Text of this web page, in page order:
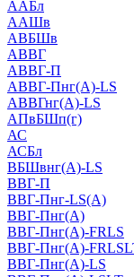
ААБл
ААШв
АВБШв
АВВГ
АВВГ-П
АВВГ-Пнг(А)-LS
АВВГнг(А)-LS
АПвБШп(г)
АС
АСБл
ВБШвнг(А)-LS
ВВГ-П
ВВГ-Пнг-LS(А)
ВВГ-Пнг(А)
ВВГ-Пнг(А)-FRLS
ВВГ-Пнг(А)-
ВВГ-Пнг(А)-LS